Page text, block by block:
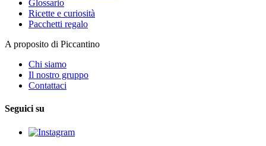
Glossario
Ricette e curiosità
Pacchetti regalo
A proposito di Piccantino
Chi siamo
Il nostro gruppo
Contattaci
Seguici su